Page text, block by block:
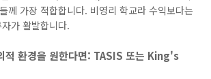
께 가장 적합합니다. 비영리 학교라 수익보다는
가 활발합니다.
적 환경을 원한다면: TASIS 또는 King's